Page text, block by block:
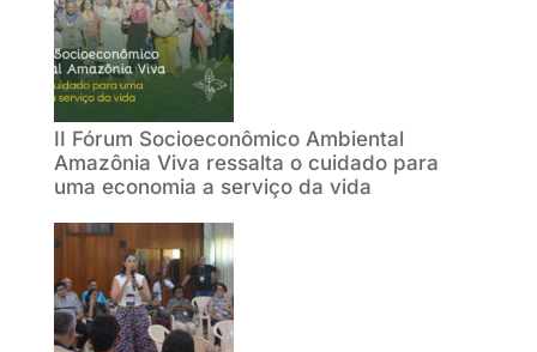
II Fórum Socioeconômico Ambiental
Amazônia Viva ressalta o cuidado para
uma economia a serviço da vida